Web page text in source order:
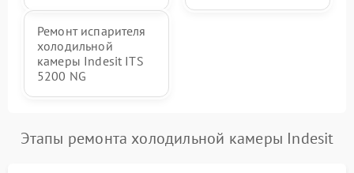
Ремонт испарителя
холодильной
камеры Indesit ITS
5200 NG
Этапы ремонта холодильной камеры Indesit